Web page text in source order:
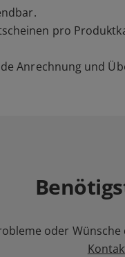
pro
Anrechnung und
oder